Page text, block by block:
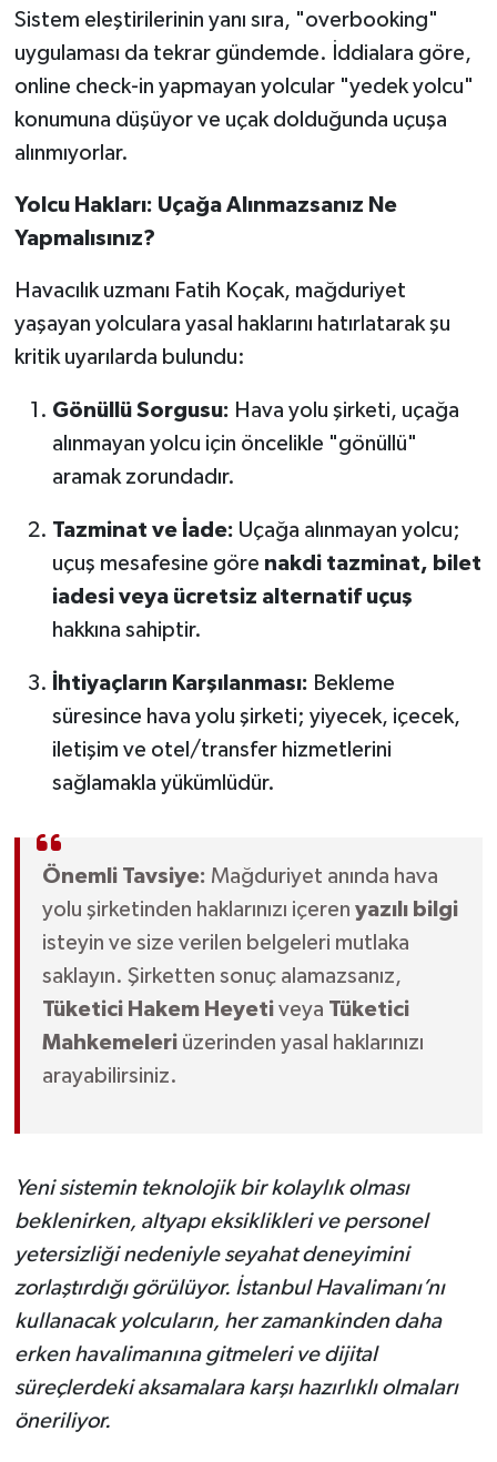
Sistem eleştirilerinin yanı sıra, "overbooking"
uygulaması da tekrar gündemde. İddialara göre,
online check-in yapmayan yolcular "yedek yolcu"
konumuna düşüyor ve uçak dolduğunda uçuşa
alınmıyorlar.
Yolcu Hakları: Uçağa Alınmazsanız Ne
Yapmalısınız?
Havacılık uzmanı Fatih Koçak, mağduriyet
yaşayan yolculara yasal haklarını hatırlatarak şu
kritik uyarılarda bulundu:
Gönüllü Sorgusu: Hava yolu şirketi, uçağa
alınmayan yolcu için öncelikle "gönüllü"
aramak zorundadır.
Tazminat ve İade: Uçağa alınmayan yolcu;
uçuş mesafesine göre nakdi tazminat, bilet
iadesi veya ücretsiz alternatif uçuş
hakkına sahiptir.
İhtiyaçların Karşılanması: Bekleme
süresince hava yolu şirketi; yiyecek, içecek,
iletişim ve otel/transfer hizmetlerini
sağlamakla yükümlüdür.
Önemli Tavsiye: Mağduriyet anında hava
yolu şirketinden haklarınızı içeren yazılı bilgi
isteyin ve size verilen belgeleri mutlaka
saklayın. Şirketten sonuç alamazsanız,
Tüketici Hakem Heyetiveya Tüketici
Mahkemeleriüzerinden yasal haklarınızı
arayabilirsiniz.
Yeni sistemin teknolojik bir kolaylık olması
beklenirken, altyapı eksiklikleri ve personel
yetersizliği nedeniyle seyahat deneyimini
zorlaştırdığı görülüyor. İstanbul Havalimanı’nı
kullanacak yolcuların, her zamankinden daha
erken havalimanına gitmeleri ve dijital
süreçlerdeki aksamalara karşı hazırlıklı olmaları
öneriliyor.